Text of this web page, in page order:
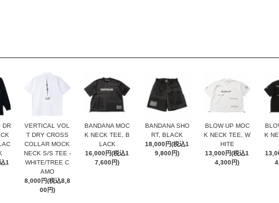
DR
1
VERTICAL VOL
T DRY CROSS
COLLAR MOCK
NECK S/S TEE -
WHITE/TREE C
AMO
8,000円(税込8,8
00円)
BANDANA MOC
K NECK TEE, B
LACK
16,000円(税込1
7,600円)
BANDANA SHO
RT, BLACK
18,000円(税込1
9,800円)
BLOW UP MOC
K NECK TEE, W
HITE
13,000円(税込1
4,300円)
K